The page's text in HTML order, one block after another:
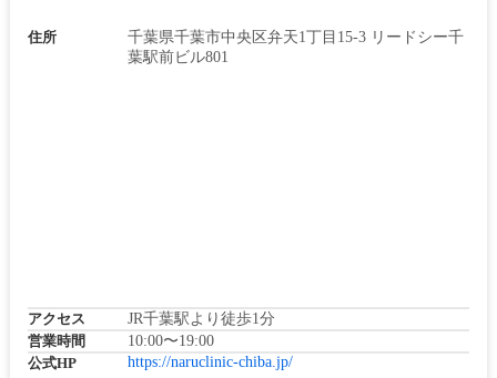
住所
千葉県千葉市中央区弁天1丁目15-3 リードシー千
葉駅前ビル801
アクセス
JR千葉駅より徒歩1分
営業時間
10:00〜19:00
公式HP
https://naruclinic-chiba.jp/